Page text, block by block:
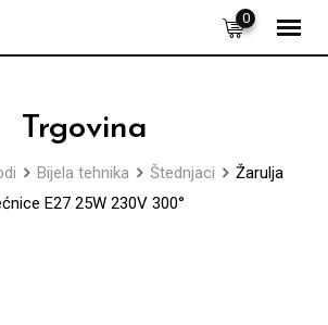
0
Trgovina
Bijela tehnika Štednjaci
Žarulja
E27 25W 230V 300°